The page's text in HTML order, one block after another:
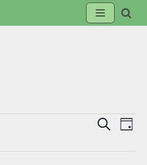
Suche
Suche
Tag